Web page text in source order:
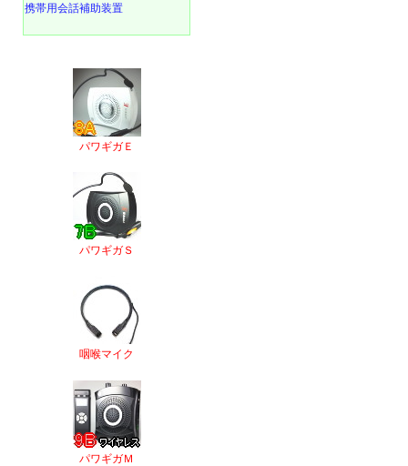
携帯用会話補助装置
パワギガＥ
パワギガＳ
咽喉マイク
パワギガＭ